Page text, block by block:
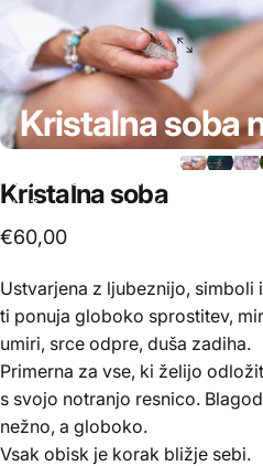
Kristalnasoba
Je za tiste, ki čutijo, da je čas.
slišijo svojo notranjo resnico.
Kristalnasoba
€60,00
Ustvarjena z ljubeznijo,
ti ponuja globoko sprostitev,
umiri, srce odpre, duša zadiha.
Primerna za vse, ki želijo
s svojo notranjo resnico.
nežno, a globoko.
Vsak obisk je korak bližje sebi.